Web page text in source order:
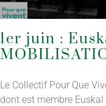
1er juin :
Le Collectif Pour Que
dont est membre Euskal